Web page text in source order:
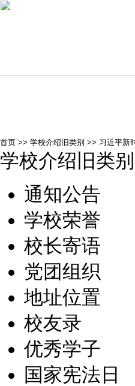
首页 >> 学校介绍旧类别 >> 习近平新
学校介绍旧类别
通知公告
学校荣誉
校长寄语
党团组织
地址位置
校友录
优秀学子
国家宪法日